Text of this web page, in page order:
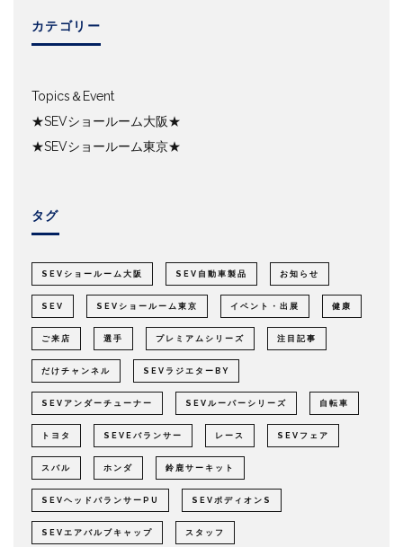
カテゴリー
Topics＆Event
★SEVショールーム大阪★
★SEVショールーム東京★
タグ
SEVショールーム大阪 SEV自動車製品 お知らせ
SEV SEVショールーム東京 イベント・出展 健康
ご来店 選手 プレミアムシリーズ 注目記事
だけチャンネル SEVラジエターBY
SEVアンダーチューナー SEVルーパーシリーズ 自転車
トヨタ SEVEバランサー レース SEVフェア
スバル ホンダ 鈴鹿サーキット
SEVヘッドバランサーPU SEVボディオンS
SEVエアバルブキャップ スタッフ